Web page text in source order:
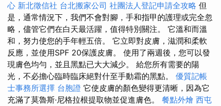
心 新北徵信社 台北搬家公司 社團法人登記申請全攻略 但
是，通常情況下，我們不會對腳，手和指甲的護理或完全忽
略，儘管它們在白天最活躍，值得特別關注。 它溫和而溫
和，努力使您的手年輕五倍。 它立即對皮膚，滋潤和柔軟
反應，並使用SPF 20保護皮膚。 使用了兩週後，您可以發
現膚色均勻，並且黑點已大大減少。 給您所有需要的陽
光，不必擔心臨時臨床絕對什至手動霜的黑點。 優質記帳
士事務所選擇 台胞證 它使皮膚的顏色變得更清晰，因為它
充滿了莫魯斯·尼格拉根提取物並促進膚色。 餐點外燴 西屯